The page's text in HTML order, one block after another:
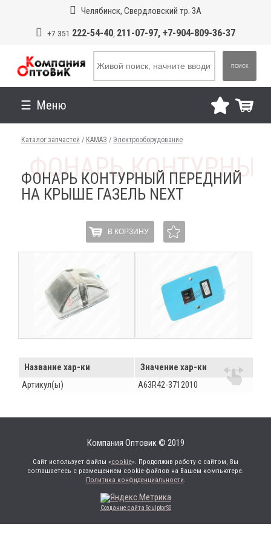
Челябинск, Свердловский тр. 3А
+7 351 222-54-40, 211-07-97, +7-904-809-36-37
ПОИСК
Меню
Каталог запчастей / КАМАЗ / Электрооборудование
ФОНАРЬ КОНТУРНЫЙ ПЕРЕДНИЙ
НА КРЫШЕ ГАЗЕЛЬ NEXT
В КОРЗИНУ
Название хар-ки
Значение хар-ки
Артикул(ы)
A63R42-3712010
Компания Оптовик © 2019
Сайт использует файлы «cookie». Продолжив работу с сайтом, Вы
соглашаетесь с размещением cookie-файлов на Вашем компьютере.
Политика конфиденциальности.
Создание сайта SculptorSS